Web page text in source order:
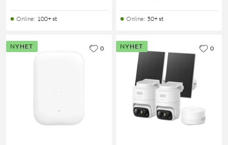
Online: 100+ st Online: 50+ st
NYHET 0 NYHET 0